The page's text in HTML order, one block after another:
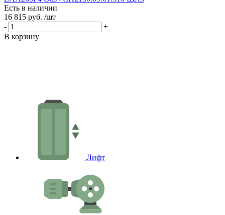
Есть в наличии
16 815 руб. /шт
-
+
В корзину
Лифт